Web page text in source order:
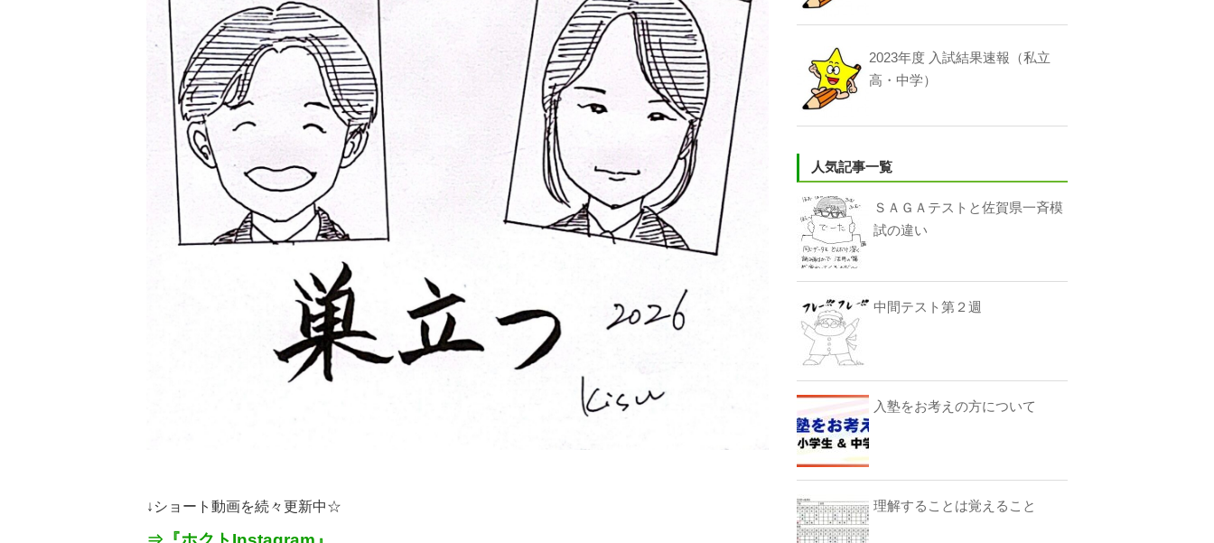
↓ ショート動画を続々更新中☆
2023年度 入試結果速報（私立
高・中学）
人気記事一覧
ＳＡＧＡテストと佐賀県一斉模
試の違い
中間テスト第２週
入塾をお考えの方について
理解することは覚えること